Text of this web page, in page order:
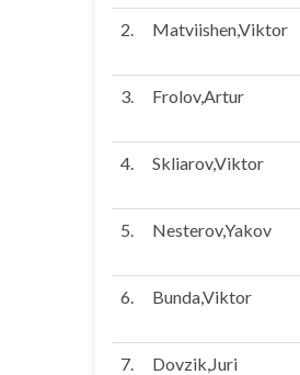
2. Matviishen,Viktor
3. Frolov,Artur
4. Skliarov,Viktor
5. Nesterov,Yakov
6. Bunda,Viktor
7. Dovzik,Juri